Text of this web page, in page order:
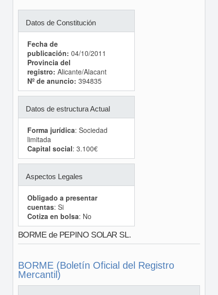
Datos de Constitución
Fecha de
publicación: 04/10/2011
Provincia del
registro: Alicante/Alacant
Nº de anuncio: 394835
Datos de estructura Actual
Forma jurídica: Sociedad
limitada
Capital social: 3.100€
Aspectos Legales
Obligado a presentar
cuentas: Si
Cotiza en bolsa: No
BORME de PEPINO SOLAR SL.
BORME (Boletín Oficial del Registro
Mercantil)